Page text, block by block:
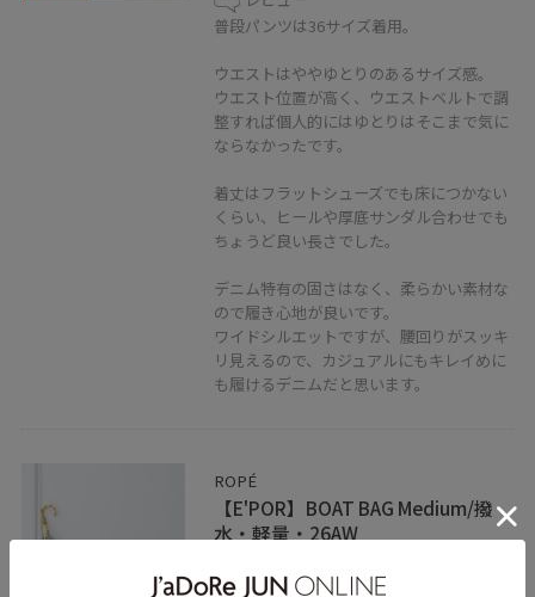
普段パンツは36サイズ着用。
ウエストはややゆとりのあるサイズ感。
ウエスト位置が高く、ウエストベルトで調
整すれば個人的にはゆとりはそこまで気に
ならなかったです。
着丈はフラットシューズでも床につかない
くらい、ヒールや厚底サンダル合わせでも
ちょうど良い長さでした。
デニム特有の固さはなく、柔らかい素材な
ので履き心地が良いです。
ワイドシルエットですが、腰回りがスッキ
リ見えるので、カジュアルにもキレイめに
も履けるデニムだと思います。
ROPÉ
【E'POR】BOAT BAG Medium/撥
水・軽量・26AW
¥18,700